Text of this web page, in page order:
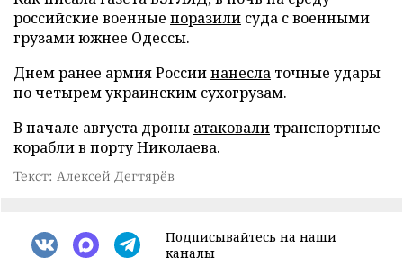
российские военные поразили суда с военными
грузами южнее Одессы.
Днем ранее армия Россиинанесла точные удары
по четырем украинским сухогрузам.
В начале августа дроны атаковали транспортные
корабли в порту Николаева.
Текст: Алексей Дегтярёв
Подписывайтесь на наши
каналы